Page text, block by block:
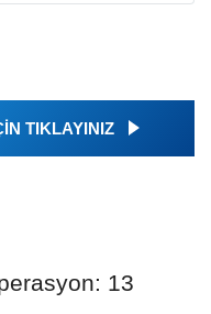
TIKLAYINIZ